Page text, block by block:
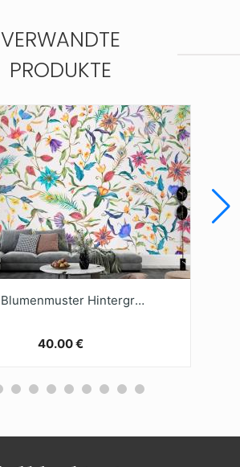
VERWANDTE
PRODUKTE
Fototapete Blumenmuster Hintergrund
40.00 €